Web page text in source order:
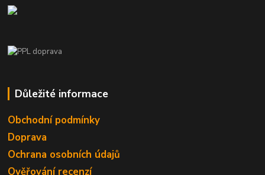
Důležité informace
Obchodní podmínky
Doprava
Ochrana osobních údajů
Ověřování recenzí